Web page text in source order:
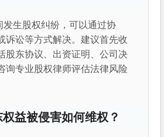
发生股权纠纷，可以通过协
诉讼等方式解决。建议首先收
股东协议、出资证明、公司决
询专业股权律师评估法律风险
益被侵害如何维权？